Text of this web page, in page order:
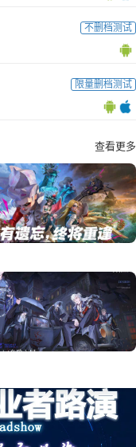
不删档测试
限量删档测试
查看更多